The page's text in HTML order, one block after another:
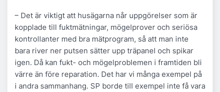
– Det är viktigt att husägarna når uppgörelser som är
kopplade till fuktmätningar, mögelprover och seriösa
kontrollanter med bra mätprogram, så att man inte
bara river ner putsen sätter upp träpanel och spikar
igen. Då kan fukt- och mögelproblemen i framtiden bli
värre än före reparation. Det har vi många exempel på
i andra sammanhang. SP borde till exempel inte få vara